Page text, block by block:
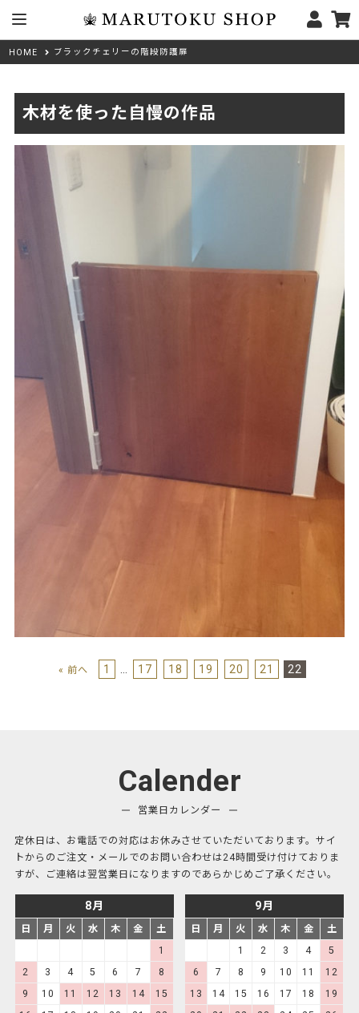
HOME ブラックチェリーの階段防護扉
木材を使った自慢の作品
« 前へ 1 17 18 19 20 21 22
Calender
営業日カレンダー
定休日は、お電話での対応はお休みさせていただいております。サイ
トからのご注文・メールでのお問い合わせは24時間受け付けておりま
すが、ご連絡は翌営業日になりますのであらかじめご了承ください。
8月
日 月 火 水 木 金
土
1
2
3 4 5 6 7
8
9
10 11 12 13 14
15
9月
日 月 火 水 木 金
土
1
2 3 4
5
6
7 8 9 10 11
12
13
14 15 16 17 18
19